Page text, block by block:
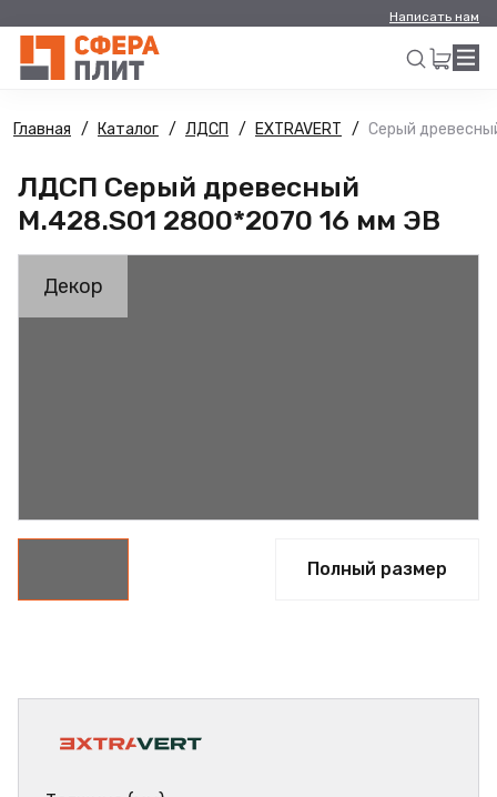
Написать нам
Искать
Главная Каталог ЛДСП EXTRAVERT Серый
ЛДСП Серый древесный
M.428.S01 2800*2070 16 мм ЭВ
Декор
Полный размер